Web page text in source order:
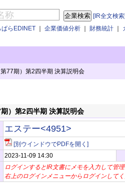
[IR全文検
ぱらEDINET ｜ 企業価値分析 ｜ 財務統計 ｜
77期）第2四半期 決算説明会
）第2四半期 決算説明会
エステー<4951>
[別ウインドウでPDFを開く]
2023-11-09 14:30
ログインするとIR文書にメモを入力して管
右上のログインメニューからログインしてく